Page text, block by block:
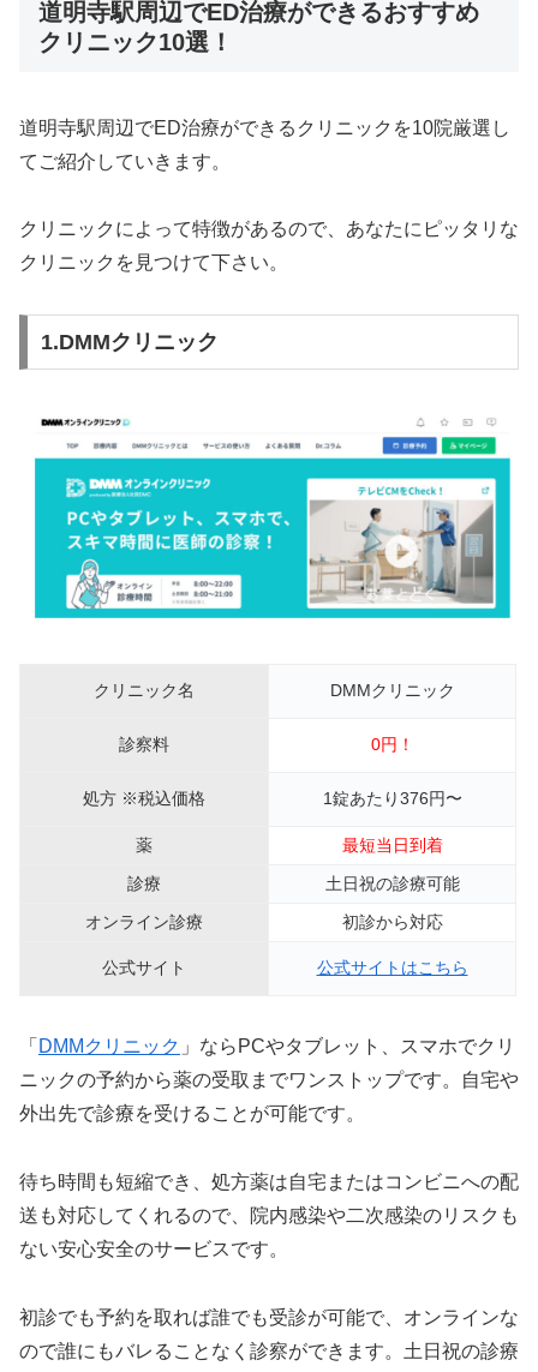
道明寺駅周辺でED治療ができるおすすめ
クリニック10選！
道明寺駅周辺でED治療ができるクリニックを10院厳選し
てご紹介していきます。
クリニックによって特徴があるので、あなたにピッタリな
クリニックを見つけて下さい。
1.DMMクリニック
クリニック名 DMMクリニック
診察料 0円！
処方 ※税込価格 1錠あたり376円〜
薬
最短当日到着
診療
土日祝の診療可能
オンライン診療
初診から対応
公式サイト 公式サイトはこちら
「 DMMクリニック 」ならPCやタブレット、スマホでクリ
ニックの予約から薬の受取までワンストップです。自宅や
外出先で診療を受けることが可能です。
待ち時間も短縮でき、処方薬は自宅またはコンビニへの配
送も対応してくれるので、院内感染や二次感染のリスクも
ない安心安全のサービスです。
初診でも予約を取れば誰でも受診が可能で、オンラインな
ので誰にもバレることなく診察ができます。土日祝の診療